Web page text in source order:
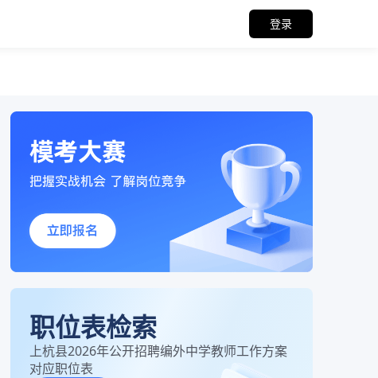
登录
职位表检索
上杭县2026年公开招聘编外中学教师工作方案
对应职位表